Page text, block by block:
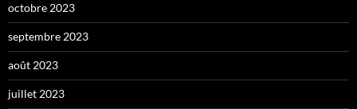
octobre 2023
septembre 2023
août 2023
juillet 2023